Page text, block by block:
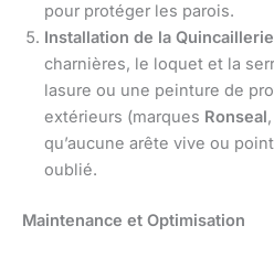
pour protéger les parois.
Installation de la
charnières, le loquet et la
lasure ou une peinture de
extérieurs (marques Ronseal,
qu’aucune arête vive ou
oublié.
Maintenance et Optimisation